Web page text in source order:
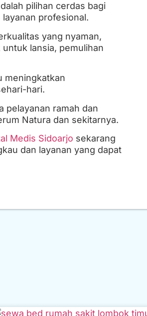
pilihan cerdas bagi
profesional.
yang nyaman,
lansia, pemulihan
meningkatkan
hari.
pelayanan ramah dan
Natura dan sekitarnya.
Medis Sidoarjo sekarang
dan layanan yang dapat